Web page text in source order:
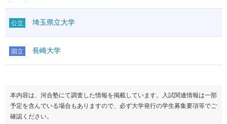
公立 埼玉県立大学
国立 長崎大学
本内容は、河合塾にて調査した情報を掲載しています。入試関連情報は一部
予定を含んでいる場合もありますので、必ず大学発行の学生募集要項等でご
確認ください。